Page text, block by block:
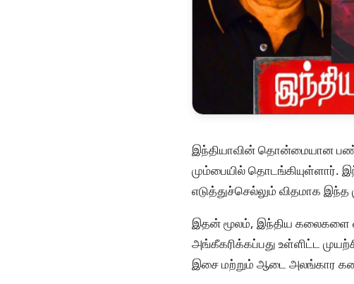
இந்தியாவின் தொன்மையான
மும்பையில் தொடங்கியுள்ளார்.
எடுத்துச்செல்லும் விதமாக இந்த
இதன் மூலம், இந்திய கலைகளை
அங்கீகரிக்கப்பது உள்ளிட்ட
இசை மற்றும் ஆடை அலங்கார